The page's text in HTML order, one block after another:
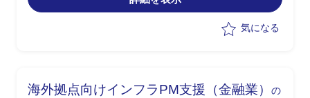
理、進捗管理など)
・必要に応じて部門全体の組織改善施策
気になる
海外拠点向けインフラPM支援（金融業）
の